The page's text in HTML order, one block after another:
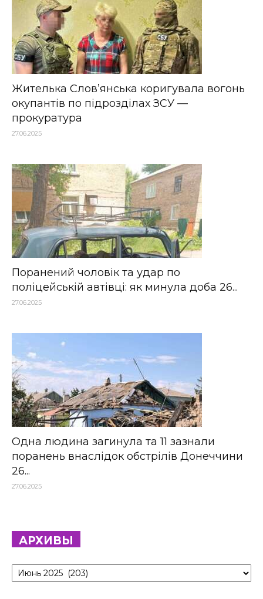
Жителька Слов’янська коригувала вогонь
окупантів по підрозділах ЗСУ —
прокуратура
27.06.2025
Поранений чоловік та удар по
поліцейській автівці: як минула доба 26...
27.06.2025
Одна людина загинула та 11 зазнали
поранень внаслідок обстрілів Донеччини
26...
27.06.2025
АРХИВЫ
Архивы